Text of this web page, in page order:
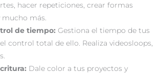
hacer repeticiones, crear formas
más.
de tiempo: Gestiona el tiempo de tus
control total de ello. Realiza videosloops,
Dale color a tus proyectos y